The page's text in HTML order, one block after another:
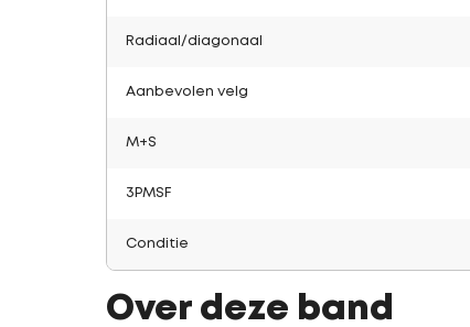
Radiaal/diagonaal
Aanbevolen velg
M+S
3PMSF
Conditie
Over deze band